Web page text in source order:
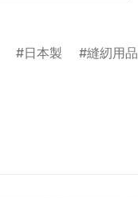
日本製 縫紉用品